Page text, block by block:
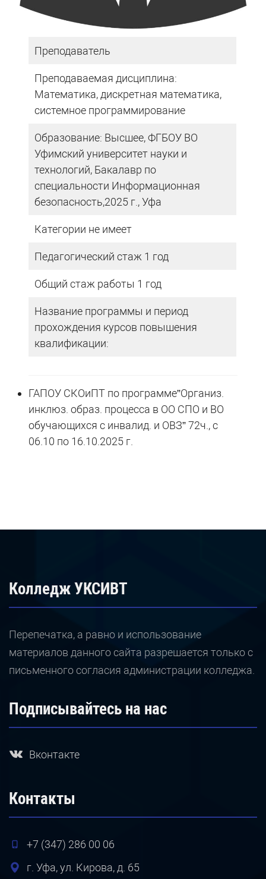
Преподаватель
Преподаваемая дисциплина:
Математика, дискретная математика,
системное программирование
Образование: Высшее, ФГБОУ ВО
Уфимский университет науки и
технологий, Бакалавр по
специальности Информационная
безопасность,2025 г., Уфа
Категории не имеет
Педагогический стаж 1 год
Общий стаж работы 1 год
Название программы и период
прохождения курсов повышения
квалификации:
ГАПОУ СКОиПТ по программе”Организ.
инклюз. образ. процесса в ОО СПО и ВО
обучающихся с инвалид. и ОВЗ” 72ч., с
06.10 по 16.10.2025 г.
Колледж УКСИВТ
Перепечатка, а равно и использование
материалов данного сайта разрешается только с
письменного согласия администрации колледжа.
Подписывайтесь на нас
Вконтакте
Контакты
+7 (347) 286 00 06
г. Уфа, ул. Кирова, д. 65